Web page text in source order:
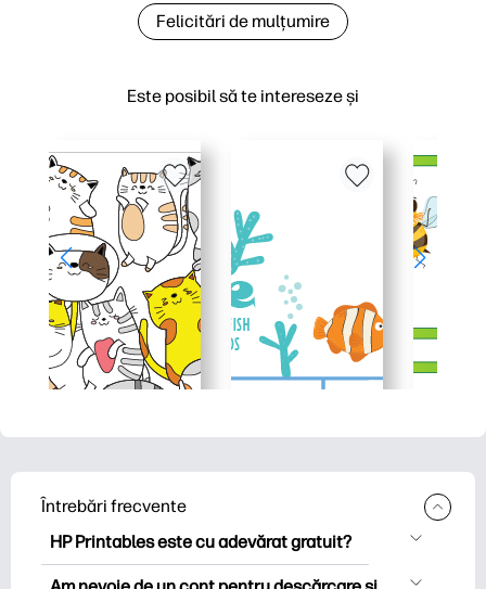
Este posibil să te intereseze și
Felicitări de mulțumire
Întrebări frecvente
HP Printables este cu adevărat gratuit?
HP Printables oferă peste 2.500 de